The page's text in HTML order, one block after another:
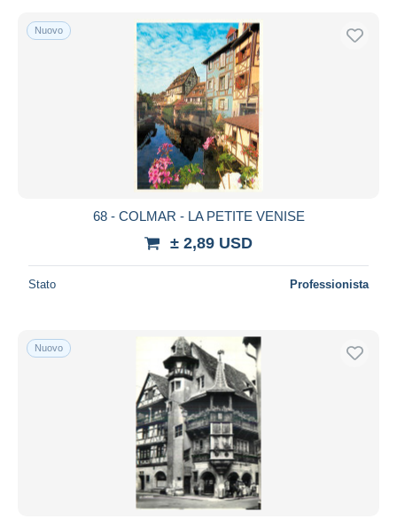
Nuovo
68 - COLMAR - LA PETITE VENISE
± 2,89 USD
Stato Professionista
Nuovo